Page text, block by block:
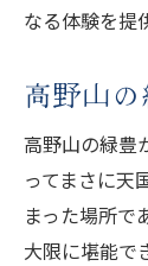
なる体験を提
高野山
高野山の緑豊
ってまさに天
まった場所で
大限に堪能で